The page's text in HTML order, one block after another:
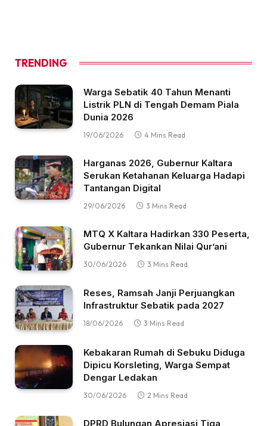
TRENDING
Warga Sebatik 40 Tahun Menanti
Listrik PLN di Tengah Demam Piala
Dunia 2026
19/06/2026 4 Mins Read
Harganas 2026, Gubernur Kaltara
Serukan Ketahanan Keluarga Hadapi
Tantangan Digital
29/06/2026 3 Mins Read
MTQ X Kaltara Hadirkan 330 Peserta,
Gubernur Tekankan Nilai Qur’ani
30/06/2026 3 Mins Read
Reses, Ramsah Janji Perjuangkan
Infrastruktur Sebatik pada 2027
18/06/2026 3 Mins Read
Kebakaran Rumah di Sebuku Diduga
Dipicu Korsleting, Warga Sempat
Dengar Ledakan
30/06/2026 2 Mins Read
DPRD Bulungan Apresiasi Tiga